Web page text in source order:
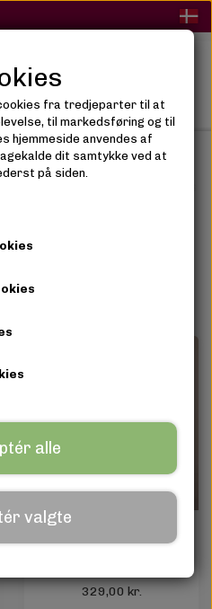
329,00 kr.
fra tredjeparter til at
til markedsføring og til
hjemmeside anvendes af
dit samtykke ved at
på siden.
alle
valgte